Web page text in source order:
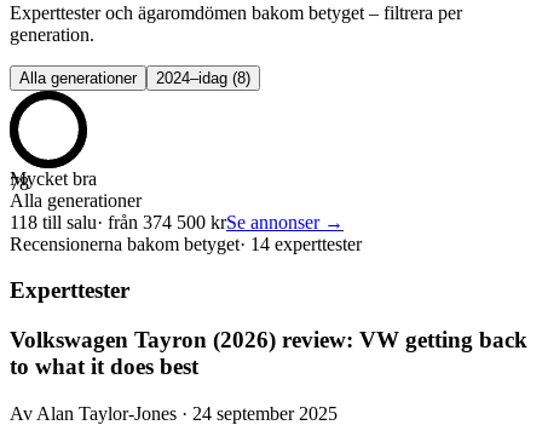
Experttester och ägaromdömen bakom betyget – filtrera per
generation.
Alla generationer 2024–idag (8)
78
Mycket bra
Alla generationer
118 till salu· från 374 500 krSe annonser →
Recensionerna bakom betyget· 14 experttester
Experttester
Volkswagen Tayron (2026) review: VW getting back
to what it does best
Av Alan Taylor-Jones · 24 september 2025